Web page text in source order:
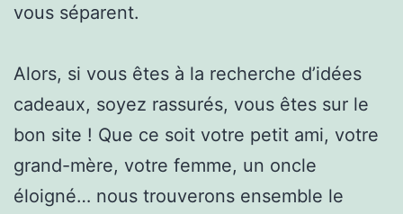
vous séparent.
Alors, si vous êtes à la recherche d’idées
cadeaux, soyez rassurés, vous êtes sur le
bon site ! Que ce soit votre petit ami, votre
grand-mère, votre femme, un oncle
éloigné… nous trouverons ensemble le